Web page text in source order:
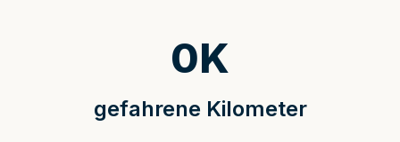
gefahrene Kilometer
0K